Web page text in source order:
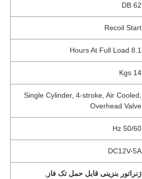
62 DB
Recoil Start
8.1 Hours At Full Load
14 Kgs
Single Cylinder, 4-stroke, Air Cooled,
Overhead Valve
50/60 Hz
DC12V-5A
ژنراتور بنزینی قابل حمل تک فاز